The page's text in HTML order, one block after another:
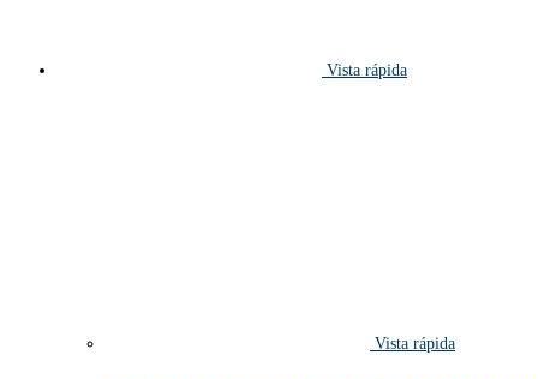
Vista rápida
Vista rápida